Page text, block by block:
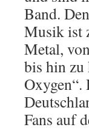
Band.
Musik ist
Metal,
bis hin zu
Oxygen“.
Fans auf